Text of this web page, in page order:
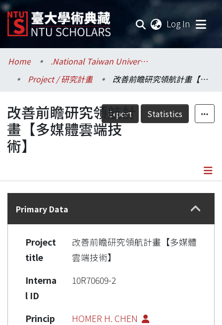
Log In
Communities & Collections
Research Outputs
Fundings & Projects
Researchers
Statistics
Home
.National Taiwan University / 國立臺灣大學
Project / 研究計畫
改善前瞻研究領航計畫【多媒體雲端技術】
Export Statistics
改善前瞻研究領航計
畫【多媒體雲端技
術】
Details
Primary Data
Project
title
改善前瞻研究領航計畫【多媒體
雲端技術】
Interna
l ID
10R70609-2
Princip
HOMER H. CHEN